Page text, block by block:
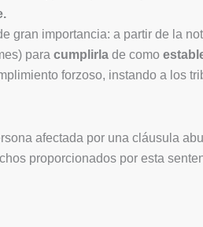
gran importancia: a partir de la
para cumplirla de como
forzoso, instando a los
afectada por una cláusula
proporcionados por esta